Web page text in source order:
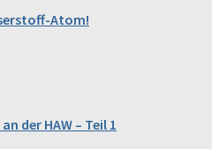
Atom!
der HAW – Teil 1